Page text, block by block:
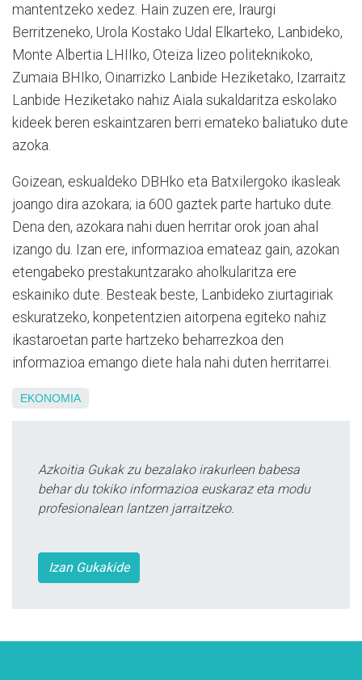
mantentzeko xedez. Hain zuzen ere, Iraurgi
Berritzeneko, Urola Kostako Udal Elkarteko, Lanbideko,
Monte Albertia LHIIko, Oteiza lizeo politeknikoko,
Zumaia BHIko, Oinarrizko Lanbide Heziketako, Izarraitz
Lanbide Heziketako nahiz Aiala sukaldaritza eskolako
kideek beren eskaintzaren berri emateko baliatuko dute
azoka.
Goizean, eskualdeko DBHko eta Batxilergoko ikasleak
joango dira azokara; ia 600 gaztek parte hartuko dute.
Dena den, azokara nahi duen herritar orok joan ahal
izango du. Izan ere, informazioa emateaz gain, azokan
etengabeko prestakuntzarako aholkularitza ere
eskainiko dute. Besteak beste, Lanbideko ziurtagiriak
eskuratzeko, konpetentzien aitorpena egiteko nahiz
ikastaroetan parte hartzeko beharrezkoa den
informazioa emango diete hala nahi duten herritarrei.
EKONOMIA
Azkoitia Gukak zu bezalako irakurleen babesa
behar du tokiko informazioa euskaraz eta modu
profesionalean lantzen jarraitzeko.
Izan Gukakide